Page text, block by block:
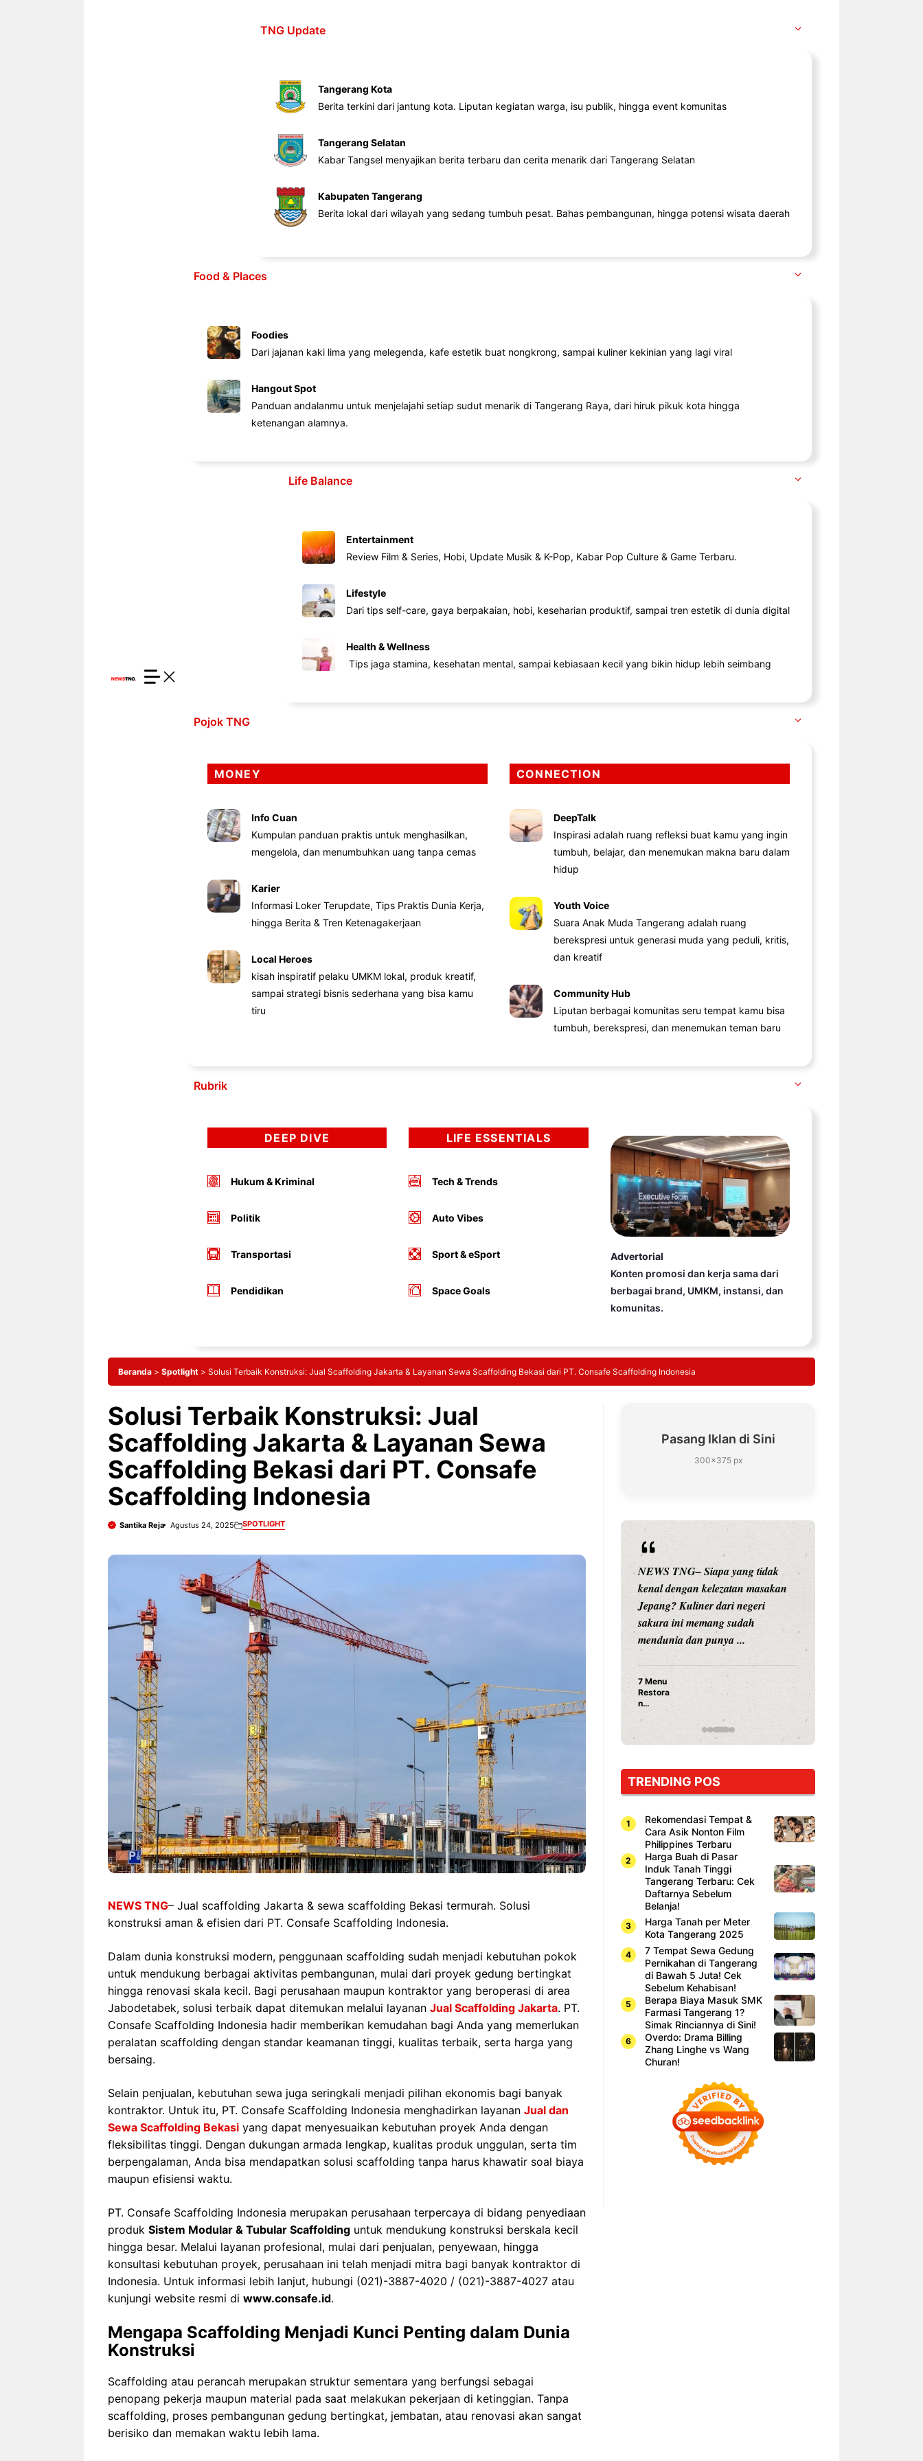
TNG Update
Tangerang Kota
Berita terkini dari jantung kota. Liputan kegiatan warga, isu publik, hingga event komunitas
Tangerang Selatan
Kabar Tangsel menyajikan berita terbaru dan cerita menarik dari Tangerang Selatan
Kabupaten Tangerang
Berita lokal dari wilayah yang sedang tumbuh pesat. Bahas pembangunan, hingga potensi wisata daerah
Food & Places
Foodies
Dari jajanan kaki lima yang melegenda, kafe estetik buat nongkrong, sampai kuliner kekinian yang lagi viral
Hangout Spot
Panduan andalanmu untuk menjelajahi setiap sudut menarik di Tangerang Raya, dari hiruk pikuk kota hingga
ketenangan alamnya.
Life Balance
Entertainment
Review Film & Series, Hobi, Update Musik & K-Pop, Kabar Pop Culture & Game Terbaru.
Lifestyle
Dari tips self-care, gaya berpakaian, hobi, keseharian produktif, sampai tren estetik di dunia digital
Health & Wellness
Tips jaga stamina, kesehatan mental, sampai kebiasaan kecil yang bikin hidup lebih seimbang
Pojok TNG
MONEY
Info Cuan
Kumpulan panduan praktis untuk menghasilkan,
mengelola, dan menumbuhkan uang tanpa cemas
Karier
Informasi Loker Terupdate, Tips Praktis Dunia Kerja,
hingga Berita & Tren Ketenagakerjaan
Local Heroes
kisah inspiratif pelaku UMKM lokal, produk kreatif,
sampai strategi bisnis sederhana yang bisa kamu
tiru
CONNECTION
DeepTalk
Inspirasi adalah ruang refleksi buat kamu yang ingin
tumbuh, belajar, dan menemukan makna baru dalam
hidup
Youth Voice
Suara Anak Muda Tangerang adalah ruang
berekspresi untuk generasi muda yang peduli, kritis,
dan kreatif
Community Hub
Liputan berbagai komunitas seru tempat kamu bisa
tumbuh, berekspresi, dan menemukan teman baru
Rubrik
DEEP DIVE
Hukum & Kriminal
Politik
Transportasi
Pendidikan
LIFE ESSENTIALS
Tech & Trends
Auto Vibes
Sport & eSport
Space Goals
Advertorial
Konten promosi dan kerja sama dari
berbagai brand, UMKM, instansi, dan
komunitas.
Beranda > Spotlight > Solusi Terbaik Konstruksi: Jual Scaffolding Jakarta & Layanan Sewa Scaffolding Bekasi dari PT. Consafe Scaffolding Indonesia
Solusi Terbaik Konstruksi: Jual
Scaffolding Jakarta & Layanan Sewa
Scaffolding Bekasi dari PT. Consafe
Scaffolding Indonesia
Santika Reja Agustus 24, 2025 SPOTLIGHT
NEWS TNG– Jual scaffolding Jakarta & sewa scaffolding Bekasi termurah. Solusi
konstruksi aman & efisien dari PT. Consafe Scaffolding Indonesia.
Dalam dunia konstruksi modern, penggunaan scaffolding sudah menjadi kebutuhan pokok
untuk mendukung berbagai aktivitas pembangunan, mulai dari proyek gedung bertingkat
hingga renovasi skala kecil. Bagi perusahaan maupun kontraktor yang beroperasi di area
Jabodetabek, solusi terbaik dapat ditemukan melalui layanan Jual Scaffolding Jakarta. PT.
Consafe Scaffolding Indonesia hadir memberikan kemudahan bagi Anda yang memerlukan
peralatan scaffolding dengan standar keamanan tinggi, kualitas terbaik, serta harga yang
bersaing.
Selain penjualan, kebutuhan sewa juga seringkali menjadi pilihan ekonomis bagi banyak
kontraktor. Untuk itu, PT. Consafe Scaffolding Indonesia menghadirkan layanan Jual dan
Sewa Scaffolding Bekasi yang dapat menyesuaikan kebutuhan proyek Anda dengan
fleksibilitas tinggi. Dengan dukungan armada lengkap, kualitas produk unggulan, serta tim
berpengalaman, Anda bisa mendapatkan solusi scaffolding tanpa harus khawatir soal biaya
maupun efisiensi waktu.
PT. Consafe Scaffolding Indonesia merupakan perusahaan terpercaya di bidang penyediaan
produk Sistem Modular & Tubular Scaffolding untuk mendukung konstruksi berskala kecil
hingga besar. Melalui layanan profesional, mulai dari penjualan, penyewaan, hingga
konsultasi kebutuhan proyek, perusahaan ini telah menjadi mitra bagi banyak kontraktor di
Indonesia. Untuk informasi lebih lanjut, hubungi (021)-3887-4020 / (021)-3887-4027 atau
kunjungi website resmi di www.consafe.id.
Mengapa Scaffolding Menjadi Kunci Penting dalam Dunia
Konstruksi
Scaffolding atau perancah merupakan struktur sementara yang berfungsi sebagai
penopang pekerja maupun material pada saat melakukan pekerjaan di ketinggian. Tanpa
scaffolding, proses pembangunan gedung bertingkat, jembatan, atau renovasi akan sangat
berisiko dan memakan waktu lebih lama.
Pasang Iklan di Sini
300×375 px
Nunung Srimulat dan Vicky
Prasetyo, kini merambah dunia
Nunung Srimulat & Vicky
Prasetyo Buka Restoran
Ayam Panggang! Cuma Rp
15 Ribu, Resep Rahasia
Mami Bikin Nagih!
NEWS TNG– Bandung –
Menyambut pergantian tahun
2026, restoran all you can eat
Kakkoii All You Can Eat Bandung
menghadirkan ...
Dari Iseng Jadi Cuan: Kisah
TUM_ATUL yang Ubah
Hampers Jadi Bisnis Kece
NEWS TNG– Siapa yang tidak
kenal dengan kelezatan masakan
Jepang? Kuliner dari negeri
sakura ini memang sudah
mendunia dan punya ...
7 Menu
Restora
n
yang
Dicoba,
Cuma
Sushi!
TRENDING POS
Rekomendasi Tempat &
Cara Asik Nonton Film
Philippines Terbaru
Harga Buah di Pasar
Induk Tanah Tinggi
Tangerang Terbaru: Cek
Daftarnya Sebelum
Belanja!
Harga Tanah per Meter
Kota Tangerang 2025
7 Tempat Sewa Gedung
Pernikahan di Tangerang
di Bawah 5 Juta! Cek
Sebelum Kehabisan!
Berapa Biaya Masuk SMK
Farmasi Tangerang 1?
Simak Rinciannya di Sini!
Overdo: Drama Billing
Zhang Linghe vs Wang
Churan!